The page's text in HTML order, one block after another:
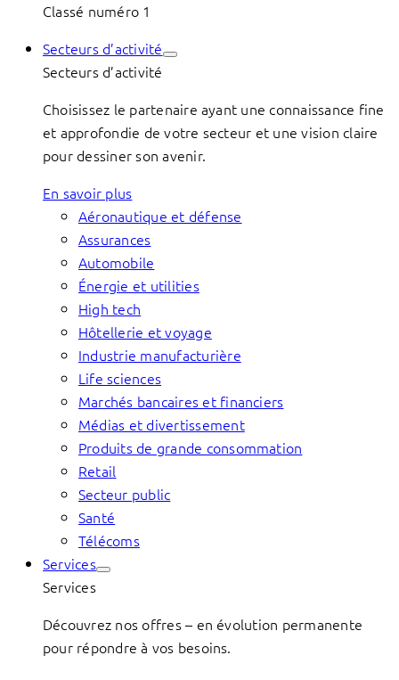
Classé numéro 1
Secteurs d’activité
Secteurs d’activité
Choisissez le partenaire ayant une connaissance fine
et approfondie de votre secteur et une vision claire
pour dessiner son avenir.
En savoir plus
Aéronautique et défense
Assurances
Automobile
Énergie et utilities
High tech
Hôtellerie et voyage
Industrie manufacturière
Life sciences
Marchés bancaires et financiers
Médias et divertissement
Produits de grande consommation
Retail
Secteur public
Santé
Télécoms
Services
Services
Découvrez nos offres – en évolution permanente
pour répondre à vos besoins.